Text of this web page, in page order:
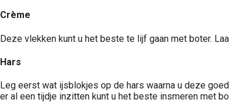
Crème
Deze vlekken kunt u het beste te lijf gaan met boter.
Hars
Leg eerst wat ijsblokjes op de hars waarna u deze
er al een tijdje inzitten kunt u het beste insmeren met